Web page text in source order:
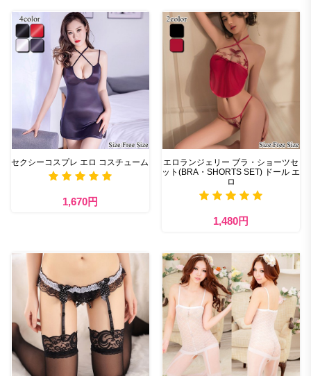
セクシーコスプレ エロ コスチューム
1,670円
エロランジェリー ブラ・ショーツセ
ット(BRA・SHORTS SET) ドール エ
ロ
1,480円